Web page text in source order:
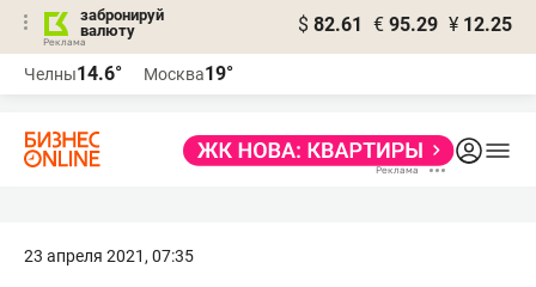
забронируй
валюту
$ 82.61 € 95.29 ¥ 12.25
Челны14.6° Москва19°
23 апреля 2021, 07:35